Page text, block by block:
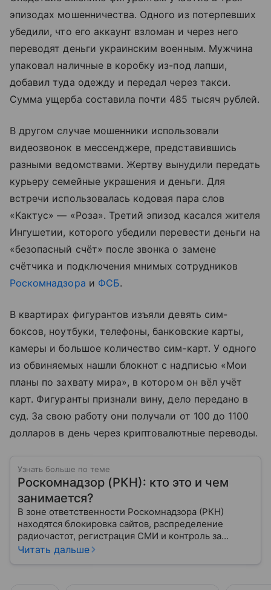
эпизодах мошенничества. Одного из потерпевших
убедили, что его аккаунт взломан и через него
переводят деньги украинским военным. Мужчина
упаковал наличные в коробку из-под лапши,
добавил туда одежду и передал через такси.
Сумма ущерба составила почти 485 тысяч рублей.
В другом случае мошенники использовали
видеозвонок в мессенджере, представившись
разными ведомствами. Жертву вынудили передать
курьеру семейные украшения и деньги. Для
встречи использовалась кодовая пара слов
«Кактус» — «Роза». Третий эпизод касался жителя
Ингушетии, которого убедили перевести деньги на
«безопасный счёт» после звонка о замене
счётчика и подключения мнимых сотрудников
Роскомнадзора и ФСБ.
В квартирах фигурантов изъяли девять сим-
боксов, ноутбуки, телефоны, банковские карты,
камеры и большое количество сим-карт. У одного
из обвиняемых нашли блокнот с надписью «Мои
планы по захвату мира», в котором он вёл учёт
карт. Фигуранты признали вину, дело передано в
суд. За свою работу они получали от 100 до 1100
долларов в день через криптовалютные переводы.
Узнать больше по теме
Роскомнадзор (РКН): кто это и чем
занимается?
В зоне ответственности Роскомнадзора (РКН)
находятся блокировка сайтов, распределение
радиочастот, регистрация СМИ и контроль за
защитой персональных данных. Это главный
Читать дальше